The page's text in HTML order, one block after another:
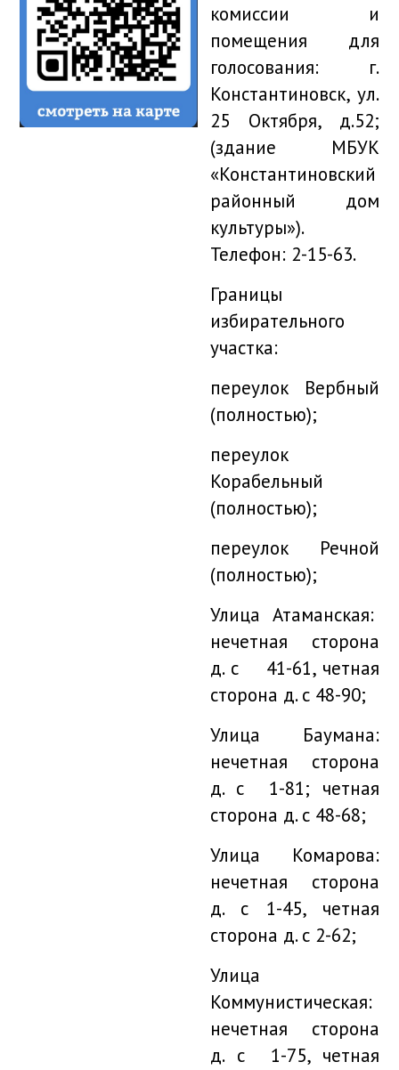
комиссии и
помещения для
голосования: г.
Константиновск, ул.
25 Октября, д.52;
(здание МБУК
«Константиновский
районный дом
культуры»).
Телефон: 2-15-63.
Границы
избирательного
участка:
переулок Вербный
(полностью);
переулок
Корабельный
(полностью);
переулок Речной
(полностью);
Улица Атаманская:
нечетная сторона
д. с 41-61, четная
сторона д. с 48-90;
Улица Баумана:
нечетная сторона
д. с 1-81; четная
сторона д. с 48-68;
Улица Комарова:
нечетная сторона
д. с 1-45, четная
сторона д. с 2-62;
Улица
Коммунистическая:
нечетная сторона
д. с 1-75, четная